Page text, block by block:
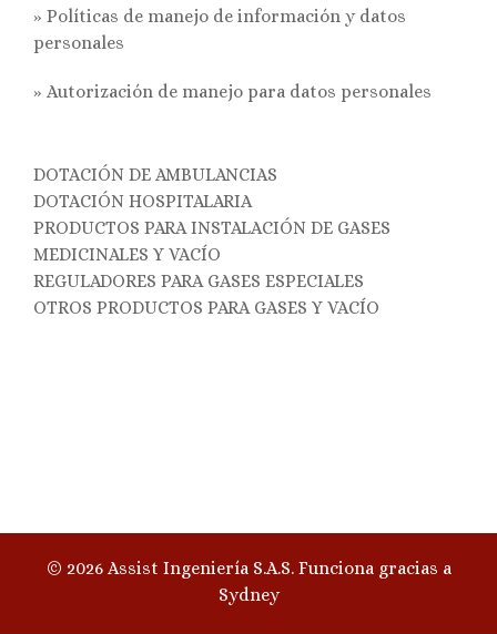
» Políticas de manejo de información y datos
personales
» Autorización de manejo para datos personales
DOTACIÓN DE AMBULANCIAS
DOTACIÓN HOSPITALARIA
PRODUCTOS PARA INSTALACIÓN DE GASES
MEDICINALES Y VACÍO
REGULADORES PARA GASES ESPECIALES
OTROS PRODUCTOS PARA GASES Y VACÍO
© 2026 Assist Ingeniería S.A.S. Funciona gracias a
Sydney